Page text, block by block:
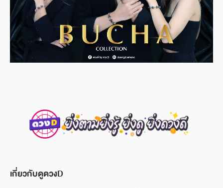
เกี่ยวกับดูดวงD